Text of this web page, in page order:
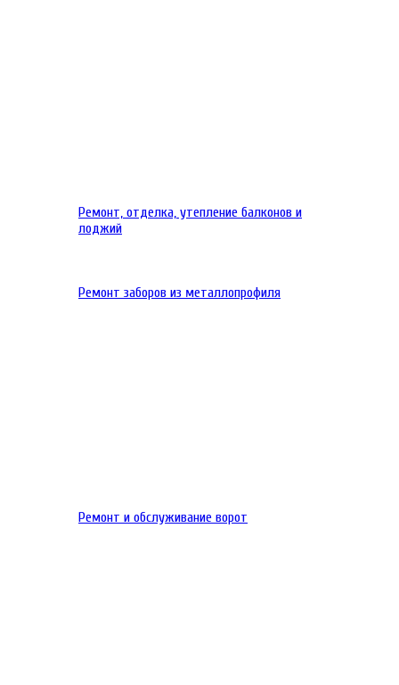
Ремонт, отделка, утепление балконов и
лоджий
Ремонт заборов из металлопрофиля
Ремонт и обслуживание ворот